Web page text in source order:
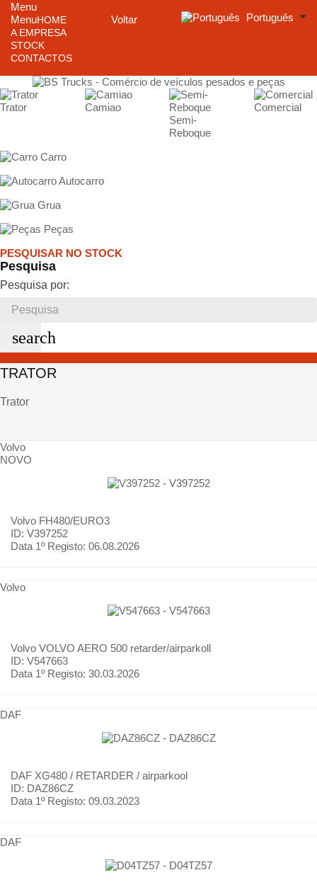
Menu
Menu
Voltar
HOME
A EMPRESA
STOCK
CONTACTOS
Português
Trator
Camiao
Semi-
Reboque
Comercial
Carro
Autocarro
Grua
Peças
PESQUISAR NO STOCK
Pesquisa
Pesquisa por:
search
TRATOR
Trator
Volvo
NOVO
Volvo FH480/EURO3
ID: V397252
Data 1º Registo: 06.08.2026
Volvo
Volvo VOLVO AERO 500 retarder/airparkoll
ID: V547663
Data 1º Registo: 30.03.2026
DAF
DAF XG480 / RETARDER / airparkool
ID: DAZ86CZ
Data 1º Registo: 09.03.2023
DAF